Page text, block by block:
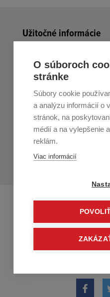
Užitočné informácie
Nákup v All4Men.sk
Zákaznícky servis
Prihláste sa k
osoby staršie ako 16 rokov!
O súboroch
stránke
Súbory cookie
a analýzu informácií o
stránok, na
médií a na vylepšenie
reklám.
Viac informácií